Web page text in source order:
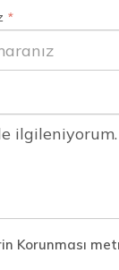
*
Korunması